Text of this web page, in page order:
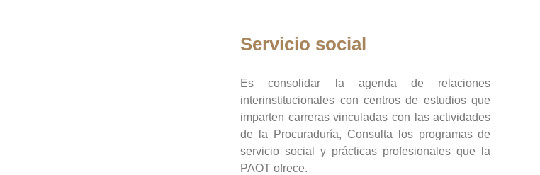
Servicio social
Es consolidar la agenda de relaciones
interinstitucionales con centros de estudios que
imparten carreras vinculadas con las actividades
de la Procuraduría, Consulta los programas de
servicio social y prácticas profesionales que la
PAOT ofrece.